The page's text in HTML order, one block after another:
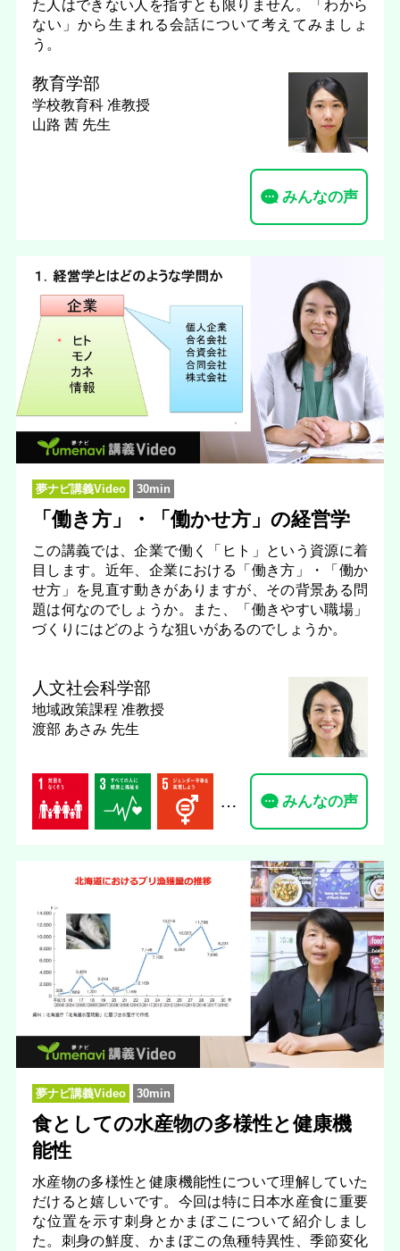
た人はできない人を指すとも限りません。「わから
ない」から生まれる会話について考えてみましょ
う。
教育学部
学校教育科 准教授
山路 茜 先生
みんなの声
夢ナビ講義Video 30min
「働き方」・「働かせ方」の経営学
この講義では、企業で働く「ヒト」という資源に着
目します。近年、企業における「働き方」・「働か
せ方」を見直す動きがありますが、その背景ある問
題は何なのでしょうか。また、「働きやすい職場」
づくりにはどのような狙いがあるのでしょうか。
人文社会科学部
地域政策課程 准教授
渡部 あさみ 先生
… みんなの声
夢ナビ講義Video 30min
食としての水産物の多様性と健康機
能性
水産物の多様性と健康機能性について理解していた
だけると嬉しいです。今回は特に日本水産食に重要
な位置を示す刺身とかまぼこについて紹介しまし
た。刺身の鮮度、かまぼこの魚種特異性、季節変化